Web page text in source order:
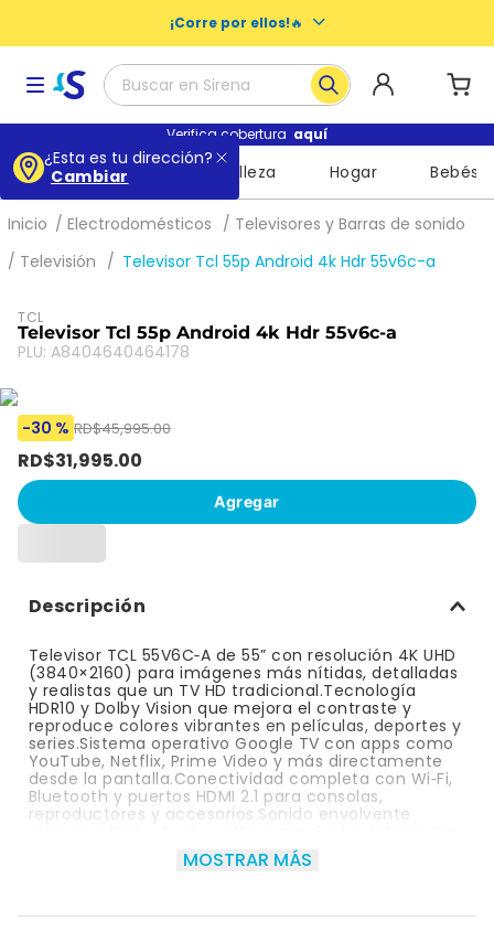
¡Corre por ellos!🔥
Buscar en Sirena
Términos más buscados
1
2.
buenas noches nosotras
3.
escolares
5 .
queso
8.
10. bizcocho
Verifica cobertura aquí
¿Esta es tu dirección?
Cambiar
Supermercado Belleza Hogar Bebés
Electrodomésticos
Televisores y Barras de sonido
Televisión
Televisor Tcl 55p Android 4k Hdr 55v6c-a
TCL
Televisor Tcl 55p Android 4k Hdr 55v6c-a
PLU: A8404640464178
-30 % RD$45,995.00
RD$31,995.00
Agregar
Descripción
Televisor TCL 55V6C‑A de 55” con resolución 4K UHD
(3840×2160) para imágenes más nítidas, detalladas
y realistas que un TV HD tradicional.Tecnología
HDR10 y Dolby Vision que mejora el contraste y
reproduce colores vibrantes en películas, deportes y
series.Sistema operativo Google TV con apps como
YouTube, Netflix, Prime Video y más directamente
desde la pantalla.Conectividad completa con Wi‑Fi,
Bluetooth y puertos HDMI 2.1 para consolas,
reproductores y accesorios.Sonido envolvente
para contenido audiovisual más rico.Diseño
moderno sin bordes y montaje VESA compatible
MOSTRAR MÁS